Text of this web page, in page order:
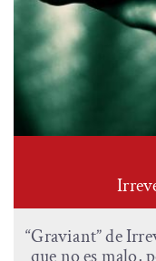
“Graviant” de